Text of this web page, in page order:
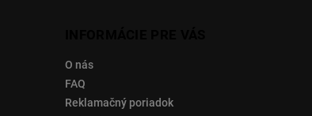
O nás
FAQ
Reklamačný poriadok